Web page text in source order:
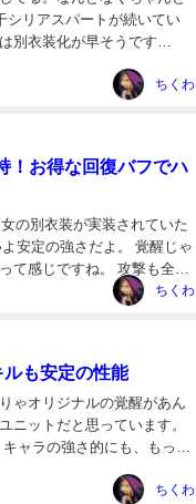
シリアスパートが続いてい
別衣装化が早そうです
ちくわ
！お得な回復バフでハ
の別衣装が実装されていた
安定の強さだよ。 覚醒じゃ
て感じですね。 攻撃も全体
ちくわ
も安定の性能
ゃオリジナルの覚醒があん
ニットだと思っています。
ャラの強さ的にも、もっと
ちくわ